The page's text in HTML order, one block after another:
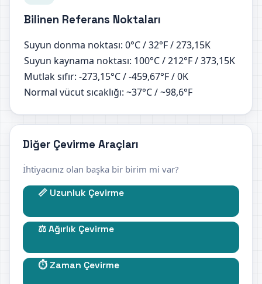
Bilinen Referans Noktaları
Suyun donma noktası: 0°C / 32°F / 273,15K
Suyun kaynama noktası: 100°C / 212°F / 373,15K
Mutlak sıfır: -273,15°C / -459,67°F / 0K
Normal vücut sıcaklığı: ~37°C / ~98,6°F
Diğer Çevirme Araçları
İhtiyacınız olan başka bir birim mi var?
📏 Uzunluk Çevirme
⚖️ Ağırlık Çevirme
⏱️ Zaman Çevirme